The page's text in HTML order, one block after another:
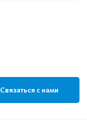
Связаться с нами